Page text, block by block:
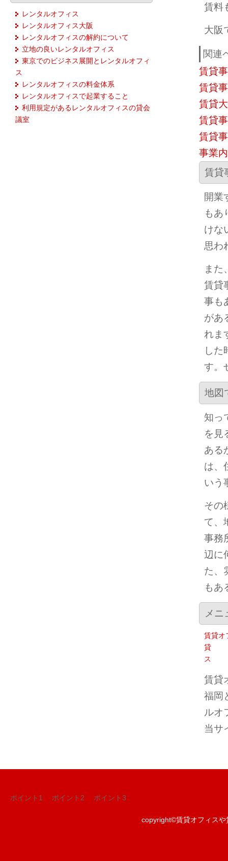
レンタルオフィス
レンタルオフィス大阪
レンタルオフィスの解約について
立地の良いレンタルオフィス
東京でのビジネス展開とレンタルオフィ
ス
レンタルオフィスの料金体系
レンタルオフィスで起業すること
利用規定があるレンタルオフィスの貸会
議室
賃料
大阪
関連
賃貸
賃貸
賃貸
賃貸
賃貸
事業
賃貸
開業
もあ
けな
思わ
また
賃貸
事も
があ
れま
した
す。
地図
知っ
を見
ある
は、
いう
その
て、
事務
辺に
た、
もあ
メニ
賃貸オ
貸
ス
賃貸
福岡
ルオ
当サ
ポイント1 ポイント2 ポイント3
copyright©賃貸オフィス